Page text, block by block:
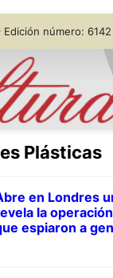
número: 6142
Plásticas
en Londres
la
espiaron a